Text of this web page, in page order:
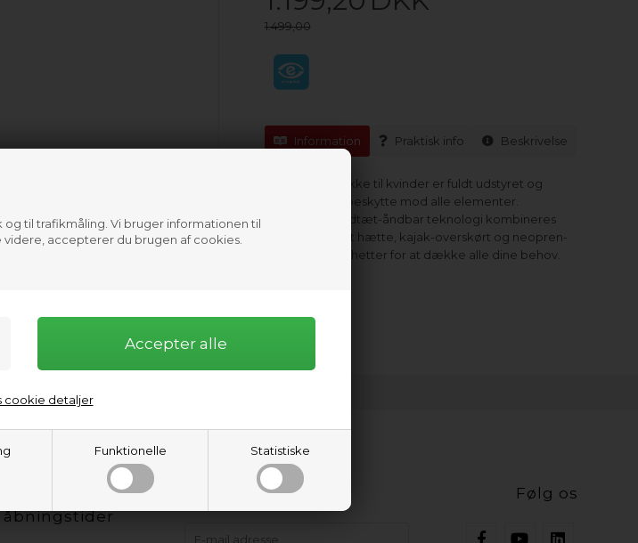
til trafikmåling. Vi bruger informationen til
accepterer du brugen af cookies.
Funktionelle Statistiske
cookie detaljer
1.499,00
Information Praktisk info Beskrivelse
NRS Riptide-jakke til kvinder er fuldt udstyret og
designet til at beskytte mod alle elementer.
Avanceret vandtæt-åndbar teknologi kombineres
med en leddelt hætte, kajak-overskørt og neopren-
håndledsmanchetter for at dække alle dine behov.
åbningstider
Hold dig opdateret Følg os